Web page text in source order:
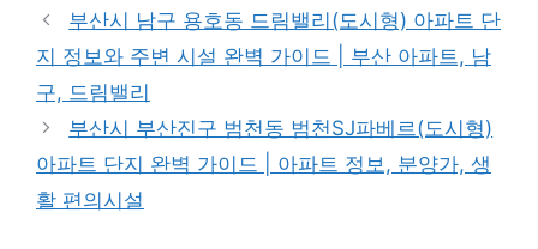
부산시 남구 용호동 드림밸리(도시형) 아파트 단
지 정보와 주변 시설 완벽 가이드 | 부산 아파트, 남
구, 드림밸리
부산시 부산진구 범천동 범천SJ파베르(도시형)
아파트 단지 완벽 가이드 | 아파트 정보, 분양가, 생
활 편의시설